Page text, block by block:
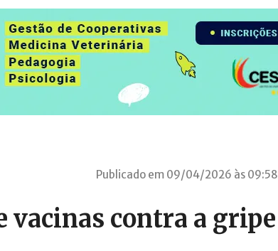
Publicado em 09/04/2026 às 09:58
vacinas contra a gripe